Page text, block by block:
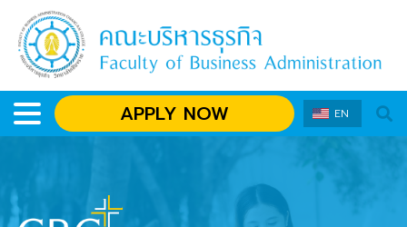
APPLY NOW EN